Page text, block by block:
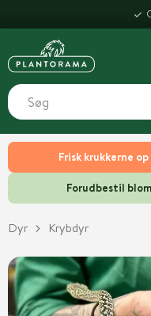
Frisk krukkerne
Forudbestil
Dyr Krybdyr